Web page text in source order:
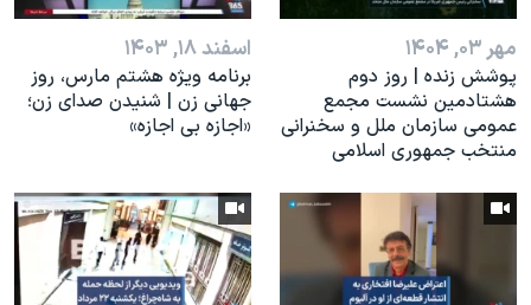
مهر ۰۳, ۱۴۰۴
پوشش زنده | روز دوم
هشتادمین نشست مجمع
عمومی سازمان ملل و سخنرانی
منتخب جمهوری اسلامی
اسفند ۱۸, ۱۴۰۳
برنامه ویژه هشتم مارس، روز
جهانی زن | شنیدن صدای زن؛
«اجازه بی اجازه»